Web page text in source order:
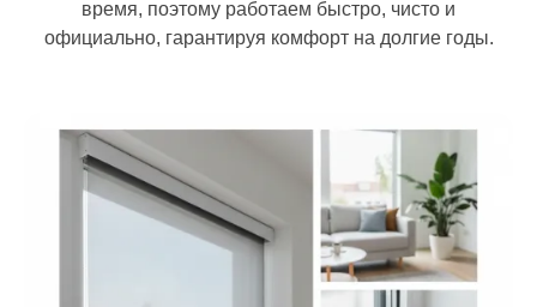
время, поэтому работаем быстро, чисто и
официально, гарантируя комфорт на долгие годы.